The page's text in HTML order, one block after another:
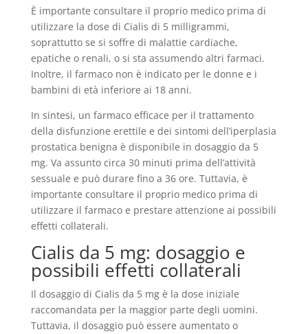
È importante consultare il proprio medico prima di
utilizzare la dose di Cialis di 5 milligrammi,
soprattutto se si soffre di malattie cardiache,
epatiche o renali, o si sta assumendo altri farmaci.
Inoltre, il farmaco non è indicato per le donne e i
bambini di età inferiore ai 18 anni.
In sintesi, un farmaco efficace per il trattamento
della disfunzione erettile e dei sintomi dell’iperplasia
prostatica benigna è disponibile in dosaggio da 5
mg. Va assunto circa 30 minuti prima dell’attività
sessuale e può durare fino a 36 ore. Tuttavia, è
importante consultare il proprio medico prima di
utilizzare il farmaco e prestare attenzione ai possibili
effetti collaterali.
Cialis da 5 mg: dosaggio e
possibili effetti collaterali
Il dosaggio di Cialis da 5 mg è la dose iniziale
raccomandata per la maggior parte degli uomini.
Tuttavia, il dosaggio può essere aumentato o